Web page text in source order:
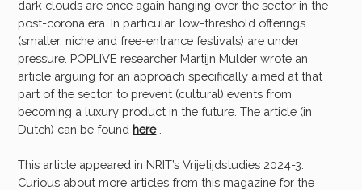
dark clouds are once again hanging over the sector in the
post-corona era. In particular, low-threshold offerings
(smaller, niche and free-entrance festivals) are under
pressure. POPLIVE researcher Martijn Mulder wrote an
article arguing for an approach specifically aimed at that
part of the sector, to prevent (cultural) events from
becoming a luxury product in the future. The article (in
Dutch) can be found here.
This article appeared in NRIT’s Vrijetijdstudies 2024-3.
Curious about more articles from this magazine for the